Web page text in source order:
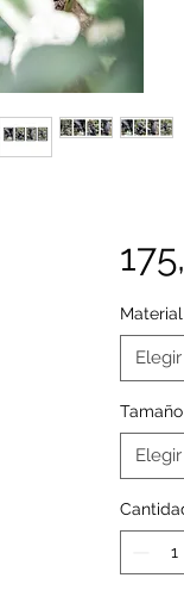
Material
Elegir
Tamaño
Elegir